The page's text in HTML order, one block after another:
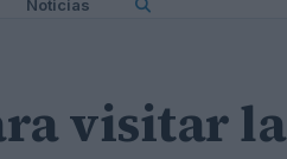
Noticias
visitar la